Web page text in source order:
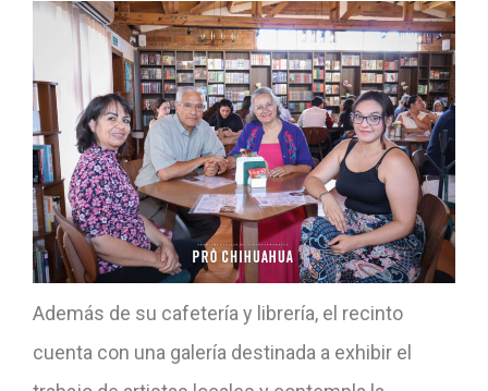
Además de su cafetería y librería, el recinto
cuenta con una galería destinada a exhibir el